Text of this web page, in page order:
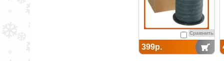
Сравнить
399р.